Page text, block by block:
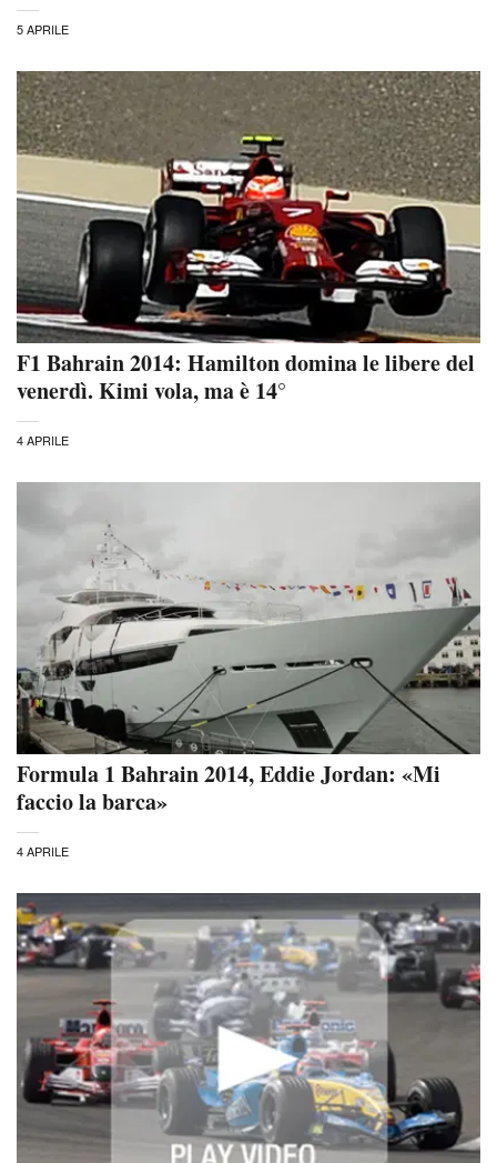
5 APRILE
F1 Bahrain 2014: Hamilton domina le libere del
venerdì. Kimi vola, ma è 14°
4 APRILE
Formula 1 Bahrain 2014, Eddie Jordan: «Mi
faccio la barca»
4 APRILE